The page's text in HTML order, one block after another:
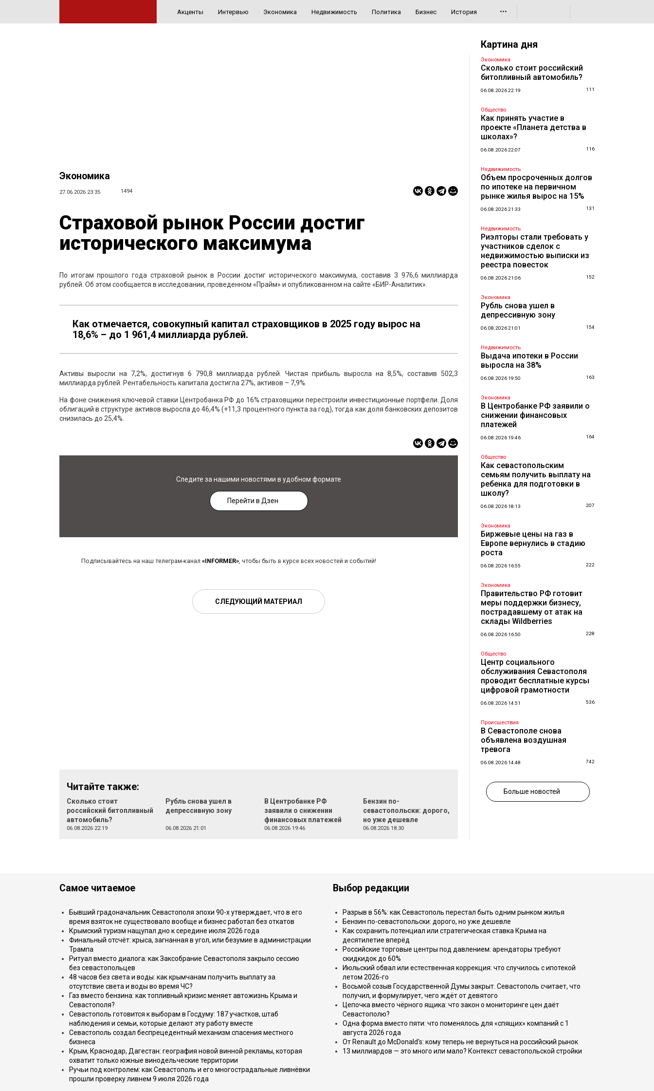
Акценты Интервью Экономика Недвижимость Политика Бизнес История •••
Экономика
27.06.2026 23:35 1494
Страховой рынок России достиг
исторического максимума
По итогам прошлого года страховой рынок в России достиг исторического максимума, составив 3 976,6 миллиарда
рублей. Об этом сообщается в исследовании, проведенном «Прайм» и опубликованном на сайте «БИР-Аналитик».
Как отмечается, совокупный капитал страховщиков в 2025 году вырос на
18,6% – до 1 961,4 миллиарда рублей.
Активы выросли на 7,2%, достигнув 6 790,8 миллиарда рублей. Чистая прибыль выросла на 8,5%, составив 502,3
миллиарда рублей. Рентабельность капитала достигла 27%, активов – 7,9%.
На фоне снижения ключевой ставки Центробанка РФ до 16% страховщики перестроили инвестиционные портфели. Доля
облигаций в структуре активов выросла до 46,4% (+11,3 процентного пункта за год), тогда как доля банковских депозитов
снизилась до 25,4%.
Следите за нашими новостями в удобном формате
Перейти в Дзен
Подписывайтесь на наш телеграм-канал «INFORMER», чтобы быть в курсе всех новостей и событий!
СЛЕДУЮЩИЙ МАТЕРИАЛ
Читайте также:
Сколько стоит
российский битопливный
автомобиль?
06.08.2026 22:19
Рубль снова ушел в
депрессивную зону
06.08.2026 21:01
В Центробанке РФ
заявили о снижении
финансовых платежей
06.08.2026 19:46
Бензин по-
севастопольски: дорого,
но уже дешевле
06.08.2026 18:30
Картина дня
Экономика
Сколько стоит российский
битопливный автомобиль?
06.08.2026 22:19 111
Общество
Как принять участие в
проекте «Планета детства в
школах»?
06.08.2026 22:07 116
Недвижимость
Объем просроченных долгов
по ипотеке на первичном
рынке жилья вырос на 15%
06.08.2026 21:33 131
Недвижимость
Риэлторы стали требовать у
участников сделок с
недвижимостью выписки из
реестра повесток
06.08.2026 21:06 152
Экономика
Рубль снова ушел в
депрессивную зону
06.08.2026 21:01 154
Недвижимость
Выдача ипотеки в России
выросла на 38%
06.08.2026 19:50 163
Экономика
В Центробанке РФ заявили о
снижении финансовых
платежей
06.08.2026 19:46 164
Общество
Как севастопольским
семьям получить выплату на
ребенка для подготовки в
школу?
06.08.2026 18:13 207
Экономика
Биржевые цены на газ в
Европе вернулись в стадию
роста
06.08.2026 16:55 222
Экономика
Правительство РФ готовит
меры поддержки бизнесу,
пострадавшему от атак на
склады Wildberries
06.08.2026 16:50 228
Общество
Центр социального
обслуживания Севастополя
проводит бесплатные курсы
цифровой грамотности
06.08.2026 14:51 536
Происшествия
В Севастополе снова
объявлена воздушная
тревога
06.08.2026 14:48 742
Больше новостей
Самое читаемое
Бывший градоначальник Севастополя эпохи 90-х утверждает, что в его
время взяток не существовало вообще и бизнес работал без откатов
Крымский туризм нащупал дно к середине июля 2026 года
Финальный отсчёт: крыса, загнанная в угол, или безумие в администрации
Трампа
Ритуал вместо диалога: как Заксобрание Севастополя закрыло сессию
без севастопольцев
48 часов без света и воды: как крымчанам получить выплату за
отсутствие света и воды во время ЧС?
Газ вместо бензина: как топливный кризис меняет автожизнь Крыма и
Севастополя?
Севастополь готовится к выборам в Госдуму: 187 участков, штаб
наблюдения и семьи, которые делают эту работу вместе
Севастополь создал беспрецедентный механизм спасения местного
бизнеса
Крым, Краснодар, Дагестан: география новой винной рекламы, которая
охватит только южные винодельческие территории
Ручьи под контролем: как Севастополь и его многострадальные ливнёвки
прошли проверку ливнем 9 июля 2026 года
Выбор редакции
Разрыв в 56%: как Севастополь перестал быть одним рынком жилья
Бензин по-севастопольски: дорого, но уже дешевле
Как сохранить потенциал или стратегическая ставка Крыма на
десятилетие вперёд
Российские торговые центры под давлением: арендаторы требуют
скидкидок до 60%
Июльский обвал или естественная коррекция: что случилось с ипотекой
летом 2026-го
Восьмой созыв Государственной Думы закрыт. Севастополь считает, что
получил, и формулирует, чего ждёт от девятого
Цепочка вместо чёрного ящика: что закон о мониторинге цен даёт
Севастополю?
Одна форма вместо пяти: что поменялось для «спящих» компаний с 1
августа 2026 года
От Renault до McDonald's: кому теперь не вернуться на российский рынок
13 миллиардов — это много или мало? Контекст севастопольской стройки